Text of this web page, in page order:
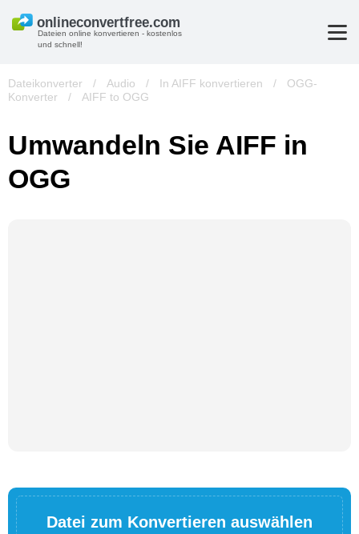
Dateien online konvertieren - kostenlos
und schnell!
Dateikonverter / Audio / In AIFF konvertieren /
OGG-
Konverter
/ AIFF to OGG
Umwandeln Sie AIFF in
OGG
Datei zum Konvertieren auswählen